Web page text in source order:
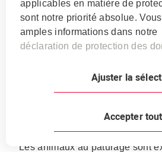
Le mélange éprouvé de
de PhysiO Bloc
stratégie durable contre
Rapport Ca:P:
2.5:1
Les animaux au pâturage sont
applicables en matière de
sont notre priorité absolue.
amples informations dans notre
déclaration de protection des
Ajuster la
Accepter tout